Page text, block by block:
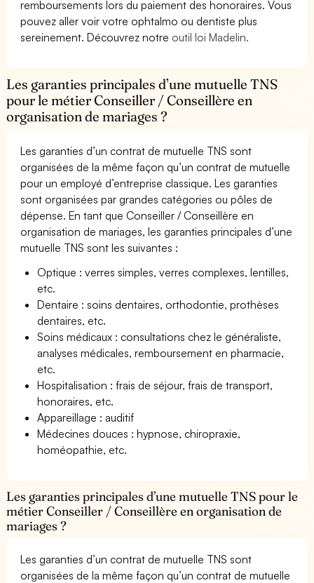
remboursements lors du paiement des honoraires. Vous
pouvez aller voir votre ophtalmo ou dentiste plus
sereinement. Découvrez notre outil loi Madelin.
Les garanties principales d’une mutuelle TNS
pour le métier Conseiller / Conseillère en
organisation de mariages ?
Les garanties d’un contrat de mutuelle TNS sont
organisées de la même façon qu’un contrat de mutuelle
pour un employé d’entreprise classique. Les garanties
sont organisées par grandes catégories ou pôles de
dépense. En tant que Conseiller / Conseillère en
organisation de mariages, les garanties principales d’une
mutuelle TNS sont les suivantes :
Optique : verres simples, verres complexes, lentilles,
etc.
Dentaire : soins dentaires, orthodontie, prothèses
dentaires, etc.
Soins médicaux : consultations chez le généraliste,
analyses médicales, remboursement en pharmacie,
etc.
Hospitalisation : frais de séjour, frais de transport,
honoraires, etc.
Appareillage : auditif
Médecines douces : hypnose, chiropraxie,
homéopathie, etc.
Les garanties principales d’une mutuelle TNS pour le
métier Conseiller / Conseillère en organisation de
mariages ?
Les garanties d’un contrat de mutuelle TNS sont
organisées de la même façon qu’un contrat de mutuelle